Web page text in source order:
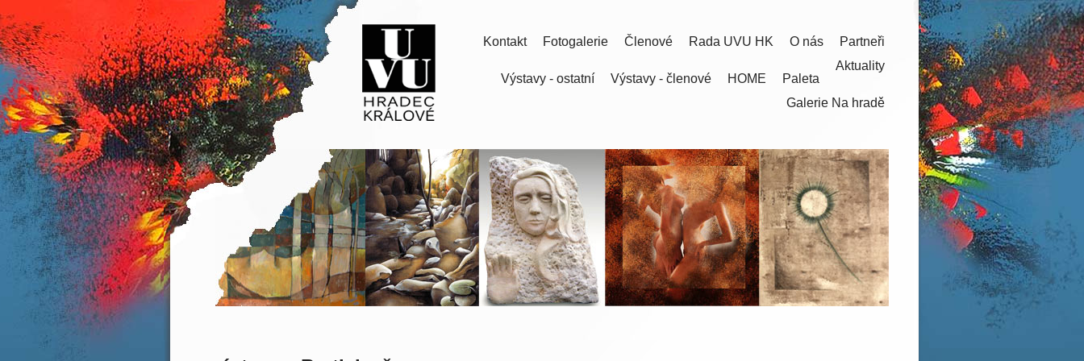
Partneři
O nás
Rada UVU HK
Členové
Fotogalerie
Kontakt
Aktuality
Paleta
HOME
Výstavy - členové
Výstavy - ostatní
Galerie Na hradě